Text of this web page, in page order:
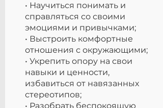
• Научиться понимать и
справляться со своими
эмоциями и привычками;
• Выстроить комфортные
отношения с окружающими;
• Укрепить опору на свои
навыки и ценности,
избавиться от навязанных
стереотипов;
• Разобрать беспокоящую